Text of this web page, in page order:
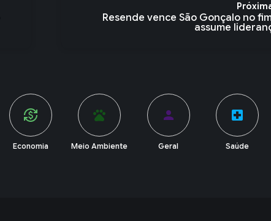
Resende vence São Gonçalo no
assume
currency_exchange
Economia
pets
Meio Ambiente
person
Geral
local_hospital
Saúde